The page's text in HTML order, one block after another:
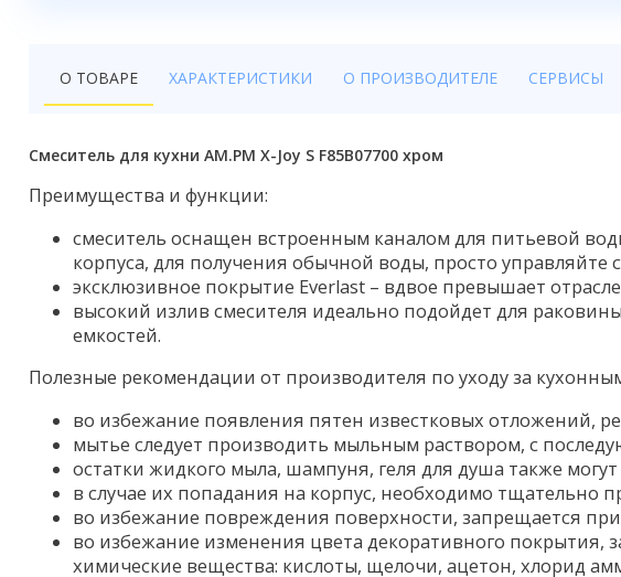
Кухонные мойки
Трапы
Радиаторы отопления
Котлы отопления
Аксессуары для ванной
Сифоны и донные клапаны
Люки
Дом и сад
Готовые кухни
О ТОВАРЕ ХАРАКТЕРИСТИКИ О ПРОИЗВОДИТЕЛЕ СЕРВИСЫ
Смеситель для кухни AM.PM X-Joy S F85B07700 хром
Преимущества и функции:
смеситель оснащен встроенным каналом для питьевой
корпуса, для получения обычной воды, просто
эксклюзивное покрытие Everlast – вдвое превышает
высокий излив смесителя идеально подойдет для
емкостей.
Полезные рекомендации от производителя по уходу за
во избежание появления пятен известковых отложений,
мытье следует производить мыльным раствором, с
остатки жидкого мыла, шампуня, геля для душа также
в случае их попадания на корпус, необходимо тщательно
во избежание повреждения поверхности, запрещается
во избежание изменения цвета декоративного покрытия,
химические вещества: кислоты, щелочи, ацетон, хлорид